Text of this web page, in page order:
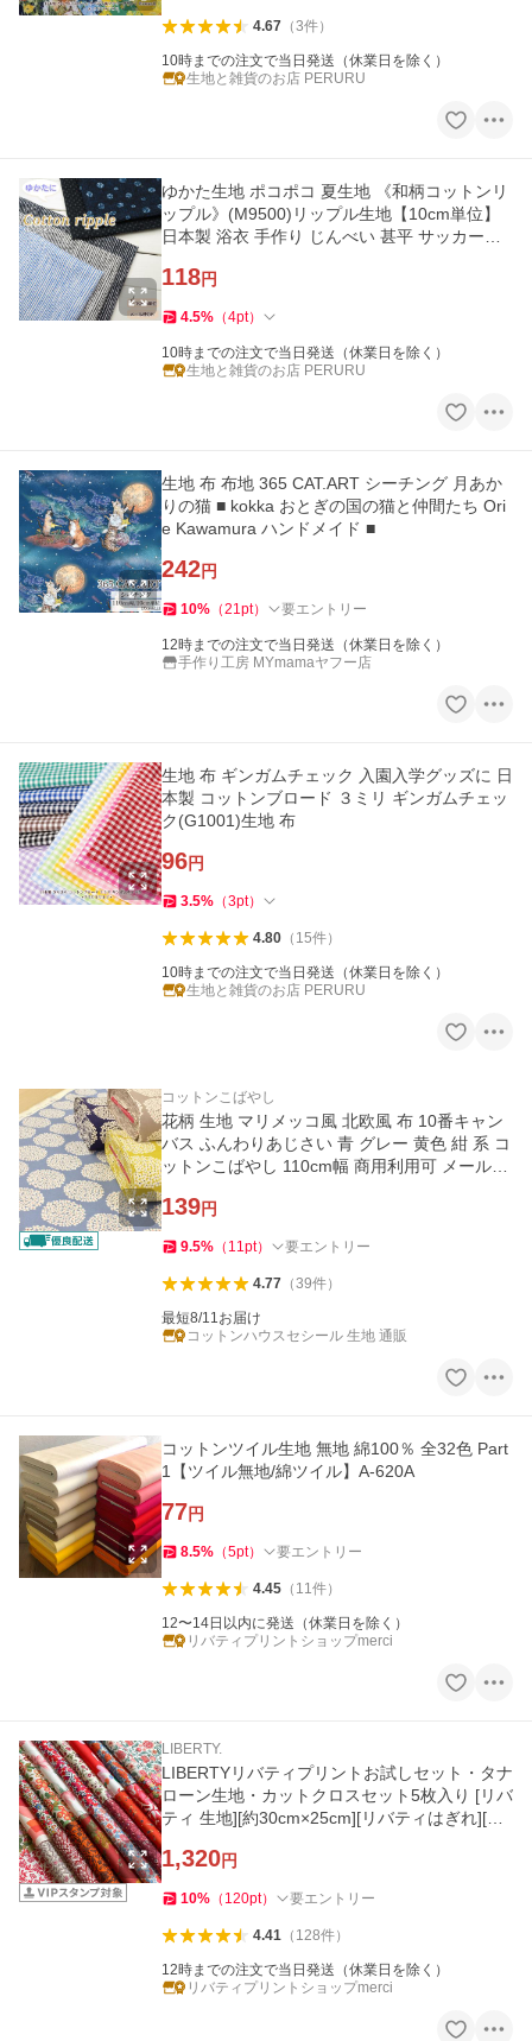
4.67（3件）
10時までの注文で当日発送（休業日を除く）
生地と雑貨のお店 PERURU
ゆかた生地 ポコポコ 夏生地 《和柄コットンリ
ップル》(M9500)リップル生地【10cm単位】
日本製 浴衣 手作り じんべい 甚平 サッカー生
118円
4.5% （4pt）
10時までの注文で当日発送（休業日を除く）
生地と雑貨のお店 PERURU
生地 布 布地 365 CAT.ART シーチング 月あか
りの猫 ■ kokka おとぎの国の猫と仲間たち Ori
e Kawamura ハンドメイド ■
242円
10% （21pt） 要エントリー
12時までの注文で当日発送（休業日を除く）
手作り工房 MYmamaヤフー店
生地 布 ギンガムチェック 入園入学グッズに 日
本製 コットンブロード ３ミリ ギンガムチェッ
ク(G1001)生地 布
96円
3.5% （3pt）
4.80（ 15件）
10時までの注文で当日発送（休業日を除く）
生地と雑貨のお店 PERURU
コットンこばやし
花柄 生地 マリメッコ風 北欧風 布 10番キャン
バス ふんわりあじさい 青 グレー 黄色 紺 系 コ
ットンこばやし 110cm幅 商用利用可 メール便
139円
9.5% （ 11pt） 要エントリー
4.77（39件）
最短8/11お届け
コットンハウスセシール 生地 通販
コットンツイル生地 無地 綿100％ 全32色 Part
1【ツイル無地/綿ツイル】A-620A
77円
8.5% （5pt） 要エントリー
4.45（ 11件）
12〜14日以内に発送（休業日を除く）
リバティプリントショップmerci
LIBERTY.
LIBERTYリバティプリントお試しセット・タナ
ローン生地・カットクロスセット5枚入り [リバ
ティ 生地][約30cm×25cm][リバティはぎれ][リ
1,320円
10% （ 120pt） 要エントリー
4.41（ 128件）
12時までの注文で当日発送（休業日を除く）
リバティプリントショップmerci